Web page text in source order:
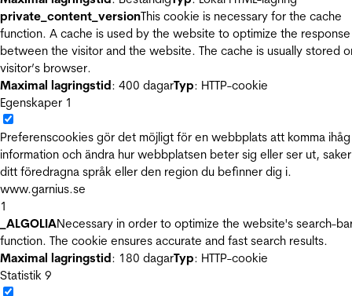
private_content_versionThis cookie is necessary for the cache
function. A cache is used by the website to optimize the
between the visitor and the website. The cache is usually stored
visitor’s browser.
Maximal lagringstid: 400 dagarTyp: HTTP-cookie
Egenskaper 1
Preferenscookies gör det möjligt för en webbplats att komma ihåg
information och ändra hur webbplatsen beter sig eller ser ut,
ditt föredragna språk eller den region du befinner dig i.
www.garnius.se
1
_ALGOLIANecessary in order to optimize the website's search-
function. The cookie ensures accurate and fast search results.
Maximal lagringstid: 180 dagarTyp: HTTP-cookie
Statistik 9